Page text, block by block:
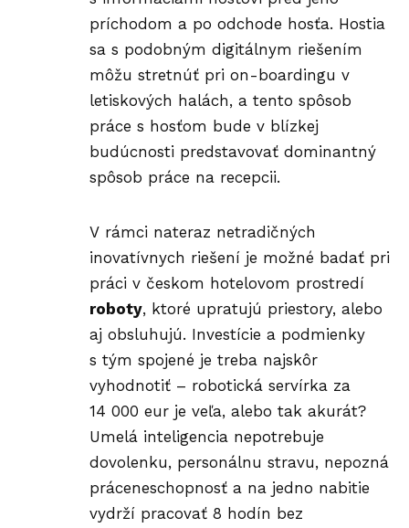
príchodom a po odchode hosťa. Hostia
sa s podobným digitálnym riešením
môžu stretnúť pri on-boardingu v
letiskových halách, a tento spôsob
práce s hosťom bude v blízkej
budúcnosti predstavovať dominantný
spôsob práce na recepcii.
V rámci nateraz netradičných
inovatívnych riešení je možné badať pri
práci v českom hotelovom prostredí
roboty, ktoré upratujú priestory, alebo
aj obsluhujú. Investície a podmienky
s tým spojené je treba najskôr
vyhodnotiť – robotická servírka za
14 000 eur je veľa, alebo tak akurát?
Umelá inteligencia nepotrebuje
dovolenku, personálnu stravu, nepozná
práceneschopnosť a na jedno nabitie
vydrží pracovať 8 hodín bez